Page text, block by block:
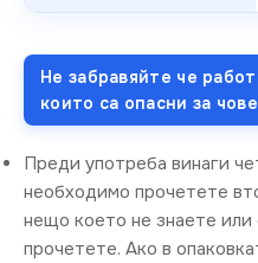
Не забравяйте че
които са опасни за
Преди употреба винаги
необходимо прочетете
нещо което не знаете или
прочетете. Ако в